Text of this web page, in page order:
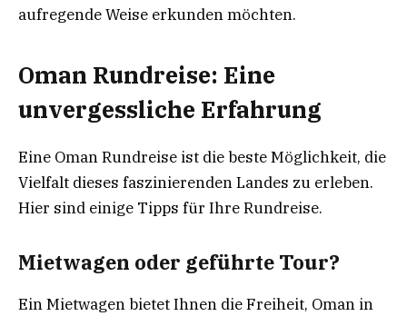
aufregende Weise erkunden möchten.
Oman Rundreise: Eine
unvergessliche Erfahrung
Eine Oman Rundreise ist die beste Möglichkeit, die
Vielfalt dieses faszinierenden Landes zu erleben.
Hier sind einige Tipps für Ihre Rundreise.
Mietwagen oder geführte Tour?
Ein Mietwagen bietet Ihnen die Freiheit, Oman in